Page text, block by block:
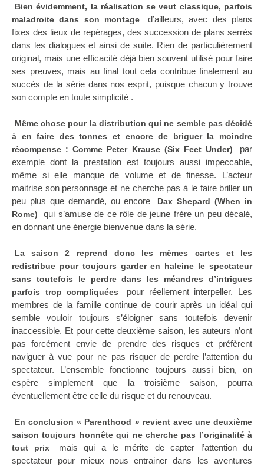
Bien évidemment, la réalisation se veut classique, parfois
maladroite dans son montage
d’ailleurs, avec des plans
fixes des lieux de repérages, des succession de plans serrés
dans les dialogues et ainsi de suite. Rien de particulièrement
original, mais une efficacité déjà bien souvent utilisé pour faire
ses preuves, mais au final tout cela contribue finalement au
succès de la série dans nos esprit, puisque chacun y trouve
son compte en toute simplicité .
Même chose pour la distribution qui ne semble pas décidé
à en faire des tonnes et encore de briguer la moindre
récompense : Comme Peter Krause (Six Feet Under)
par
exemple dont la prestation est toujours aussi impeccable,
même si elle manque de volume et de finesse. L’acteur
maitrise son personnage et ne cherche pas à le faire briller un
peu plus que demandé, ou encore
Dax Shepard (When in
Rome)
qui s’amuse de ce rôle de jeune frère un peu décalé,
en donnant une énergie bienvenue dans la série.
La saison 2 reprend donc les mêmes cartes et les
redistribue pour toujours garder en haleine le spectateur
sans toutefois le perdre dans les méandres d’intrigues
parfois trop compliquées
pour réellement interpeller. Les
membres de la famille continue de courir après un idéal qui
semble vouloir toujours s’éloigner sans toutefois devenir
inaccessible. Et pour cette deuxième saison, les auteurs n’ont
pas forcément envie de prendre des risques et préfèrent
naviguer à vue pour ne pas risquer de perdre l’attention du
spectateur. L’ensemble fonctionne toujours aussi bien, on
espère simplement que la troisième saison, pourra
éventuellement être celle du risque et du renouveau.
En conclusion « Parenthood » revient avec une deuxième
saison toujours honnête qui ne cherche pas l’originalité à
tout prix
mais qui a le mérite de capter l’attention du
spectateur pour mieux nous entrainer dans les aventures